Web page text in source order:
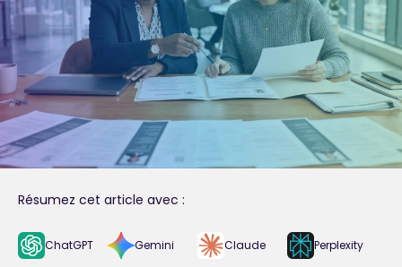
Résumez cet article avec :
ChatGPT Gemini Claude Perplexity